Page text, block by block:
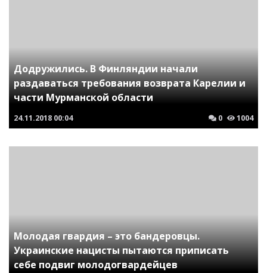
Додружились. В Финляндии начали
раздаваться требования возврата Карелии и
части Мурманской области
24.11.2018 00:04 0 1004
Молодая гвардия – это бандеровцы.
Украинские нацисты пытаются приписать
себе подвиг молодогвардейцев